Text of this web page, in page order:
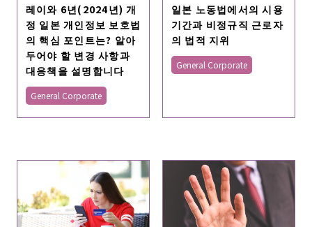
레이와 6년(2024년) 개
정 일본 개인정보 보호법
의 핵심 포인트는? 알아
두어야 할 변경 사항과
대응책을 설명합니다
General Corporate
일본 노동법에서의 시용
기간과 비정규직 근로자
의 법적 지위
General Corporate